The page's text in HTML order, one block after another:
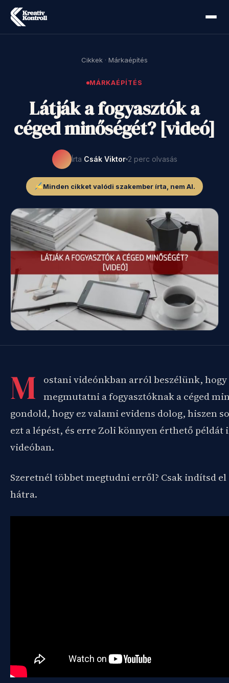
Cikkek · Márkaépítés
MÁRKAÉPÍTÉS
Látják a fogyasztók a
céged minőségét? [videó]
Írta Csák Viktor 2 perc olvasás
Minden cikket valódi szakember írta, nem AI.
M
ostani videónkban arról beszélünk,
megmutatni a fogyasztóknak a céged
gondold, hogy ez valami evidens dolog, hiszen
ezt a lépést, és erre Zoli könnyen érthető példát
videóban.
Szeretnél többet megtudni erről? Csak indítsd el
hátra.